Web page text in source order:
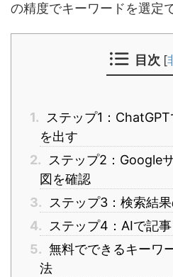
の精度でキーワードを選定
目次 [
1.
ステップ1：
を出す
2.
ステップ2：Google
図を確認
3.
ステップ3：検索結
4.
ステップ4：AIで記
5. 無料でできるキーワ
法